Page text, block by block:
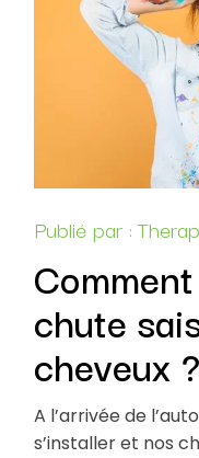
Publié par :
chute
cheveux ?
A l’arrivée de
s’installer et nos